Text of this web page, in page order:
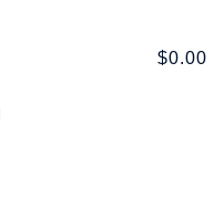
$0.00